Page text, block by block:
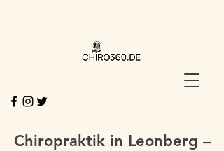
Chiropraktik in Leonberg –